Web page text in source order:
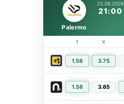
23.08.2026
21:00
Palermo
1 X
1.58 3.75
1.58 3.65